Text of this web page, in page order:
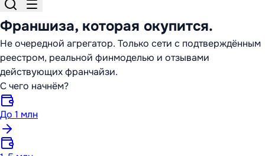
Франшиза, которая окупится.
Не очередной агрегатор. Только сети с подтверждённым
реестром, реальной финмоделью и отзывами
действующих франчайзи.
С чего начнём?
До 1 млн